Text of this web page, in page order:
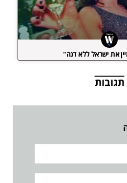
את ישראל ללא דנה"
תגובות